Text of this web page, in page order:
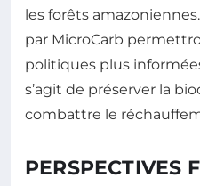
les forêts
par MicroCarb
politiques plus
s’agit de préserver la
combattre le
PERSPECTIVES